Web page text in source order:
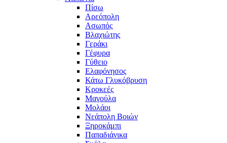
Πίσω
Αρεόπολη
Ασωπός
Βλαχιώτης
Γεράκι
Γέφυρα
Γύθειο
Ελαφόνησος
Κάτω Γλυκόβρυση
Κροκεές
Μαγούλα
Μολάοι
Νεάπολη Βοιών
Ξηροκάμπι
Παπαδιάνικα